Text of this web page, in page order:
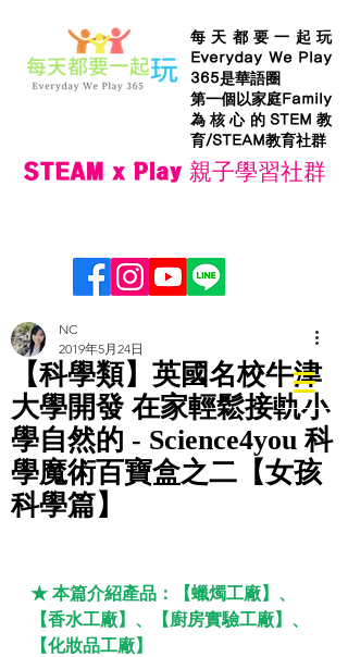
每天都要一起玩
Everyday We Play
365是華語圈
第一個以家庭Family
為核心的STEM教
育/STEAM教育社群
STEAM x Play 親子學習社群
【科學類】英國名校牛津
大學開發 在家輕鬆接軌小
學自然的 - Science4you 科
學魔術百寶盒之二【女孩
科學篇】
NC
2019年5月24日
★ 本篇介紹產品：【蠟燭工廠】、
【香水工廠】、【廚房實驗工廠】、
【化妝品工廠】